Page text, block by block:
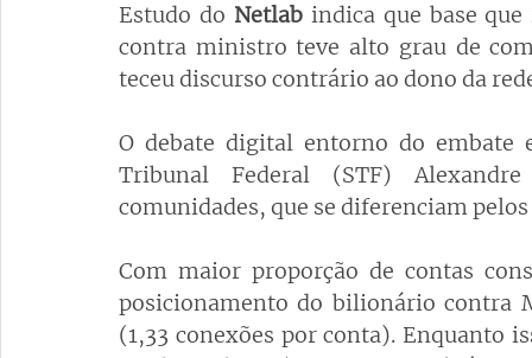
Estudo do Netlab indica que base
contra ministro teve alto grau de
teceu discurso contrário ao dono da
O debate digital entorno do
Tribunal Federal (STF)
comunidades, que se diferenciam
Com maior proporção de contas
posicionamento do bilionário contra
(1,33 conexões por conta). Enquanto